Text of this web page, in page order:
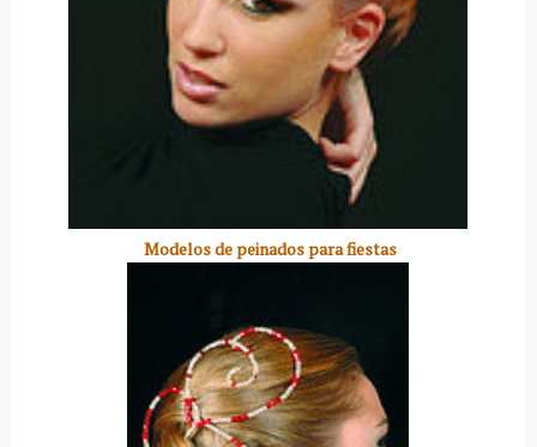
Modelos de peinados para fiestas